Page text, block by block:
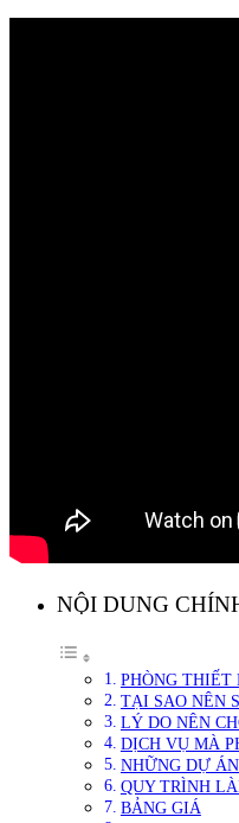
NỘI DUNG
PHÒNG
TẠI SAO NÊN
LÝ DO NÊN
DỊCH VỤ MÀ
NHỮNG DỰ
QUY TRÌNH
BẢNG GIÁ